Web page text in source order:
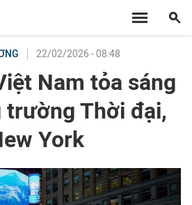
22/02/2026 - 08:48
Nam tỏa sáng
trường Thời đại,
York